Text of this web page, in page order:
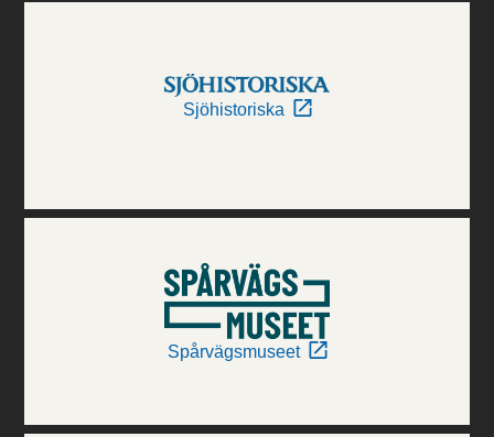
Sjöhistoriska
Spårvägsmuseet